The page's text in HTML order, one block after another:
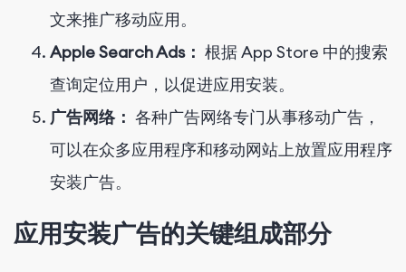
文来推广移动应用。
Apple Search Ads： 根据 App Store 中的搜索
查询定位用户，以促进应用安装。
广告网络： 各种广告网络专门从事移动广告，
可以在众多应用程序和移动网站上放置应用程序
安装广告。
应用安装广告的关键组成部分